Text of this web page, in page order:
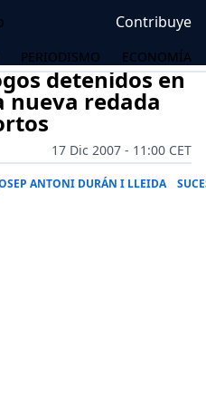
Contribuye
PERIODISMO ECONOMÍA
detenidos en
nueva redada
17 Dic 2007 - 11:00 CET
ANTONI DURÁN I LLEIDA